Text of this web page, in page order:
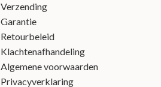
Verzending
Garantie
Retourbeleid
Klachtenafhandeling
Algemene voorwaarden
Privacyverklaring